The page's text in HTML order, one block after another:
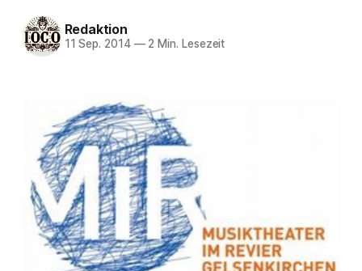
Redaktion
11 Sep. 2014 —2 Min. Lesezeit